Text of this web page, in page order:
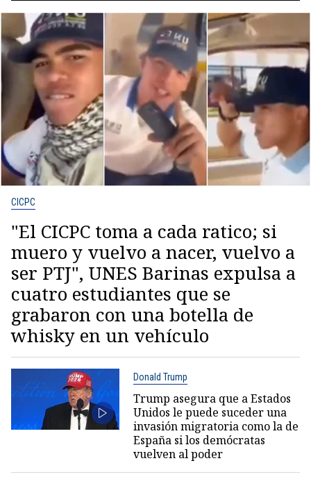
CICPC
"El CICPC toma a cada ratico; si
muero y vuelvo a nacer, vuelvo a
ser PTJ", UNES Barinas expulsa a
cuatro estudiantes que se
grabaron con una botella de
whisky en un vehículo
Donald Trump
Trump asegura que a Estados
Unidos le puede suceder una
invasión migratoria como la de
España si los demócratas
vuelven al poder